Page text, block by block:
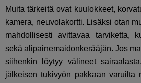
Muita tärkeitä ovat kuulokkeet,
kamera, neuvolakortti. Lisäksi otan
mahdollisesti avittavaa tarviketta,
sekä alipainemaidonkerääjän. Jos
siihenkin löytyy välineet
jälkeisen tukivyön pakkaan varuilta